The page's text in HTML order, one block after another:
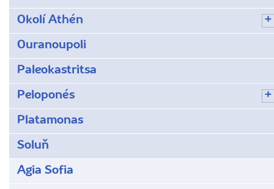
Okolí Athén
Ouranoupoli
Paleokastritsa
Peloponés
Platamonas
Soluň
Agia Sofia